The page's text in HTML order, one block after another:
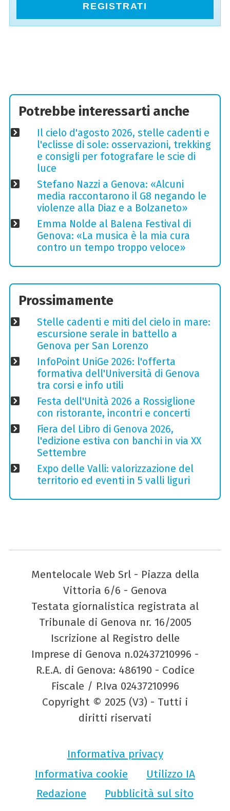
REGISTRATI
Potrebbe interessarti anche
Il cielo d'agosto 2026, stelle cadenti e
l'eclisse di sole: osservazioni, trekking
e consigli per fotografare le scie di
luce
Stefano Nazzi a Genova: «Alcuni
media raccontarono il G8 negando le
violenze alla Diaz e a Bolzaneto»
Emma Nolde al Balena Festival di
Genova: «La musica è la mia cura
contro un tempo troppo veloce»
Prossimamente
Stelle cadenti e miti del cielo in mare:
escursione serale in battello a
Genova per San Lorenzo
InfoPoint UniGe 2026: l'offerta
formativa dell'Università di Genova
tra corsi e info utili
Festa dell'Unità 2026 a Rossiglione
con ristorante, incontri e concerti
Fiera del Libro di Genova 2026,
l'edizione estiva con banchi in via XX
Settembre
Expo delle Valli: valorizzazione del
territorio ed eventi in 5 valli liguri
Mentelocale Web Srl - Piazza della
Vittoria 6/6 - Genova
Testata giornalistica registrata al
Tribunale di Genova nr. 16/2005
Iscrizione al Registro delle
Imprese di Genova n.02437210996 -
R.E.A. di Genova: 486190 - Codice
Fiscale / P.Iva 02437210996
Copyright © 2025 (V3) - Tutti i
diritti riservati
Informativa privacy
Informativa cookie
Utilizzo IA
Redazione
Pubblicità sul sito